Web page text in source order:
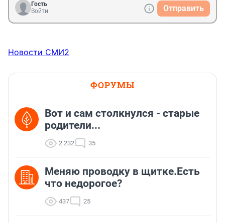
Гость
Войти
Отправить
Новости СМИ2
ФОРУМЫ
Вот и сам столкнулся - старые
родители...
2 232 35
Меняю проводку в щитке.Есть
что недорогое?
437 25